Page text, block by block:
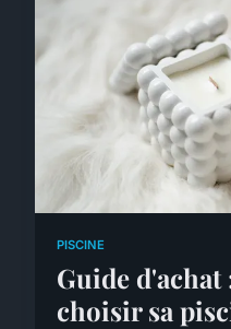
PISCINE
Guide
choisir sa